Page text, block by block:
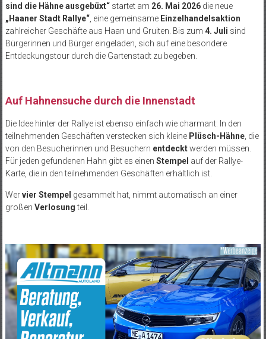
sind die Hähne ausgebüxt“startet am 26. Mai 2026die neue
„Haaner Stadt Rallye“, eine gemeinsame Einzelhandelsaktion
zahlreicher Geschäfte aus Haan und Gruiten. Bis zum 4. Juli sind
Bürgerinnen und Bürger eingeladen, sich auf eine besondere
Entdeckungstour durch die Gartenstadt zu begeben.
Auf Hahnensuche durch die Innenstadt
Die Idee hinter der Rallye ist ebenso einfach wie charmant: In den
teilnehmenden Geschäften verstecken sich kleine Plüsch-Hähne, die
von den Besucherinnen und Besuchern entdecktwerden müssen.
Für jeden gefundenen Hahn gibt es einen Stempel auf der Rallye-
Karte, die in den teilnehmenden Geschäften erhältlich ist.
Wervier Stempel gesammelt hat, nimmt automatisch an einer
großen Verlosungteil.